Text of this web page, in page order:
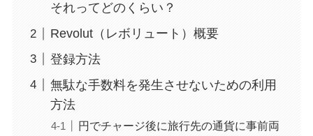
それってどのくらい？
Revolut（レボリュート）概要
登録方法
無駄な手数料を発生させないための利用
方法
円でチャージ後に旅行先の通貨に事前両